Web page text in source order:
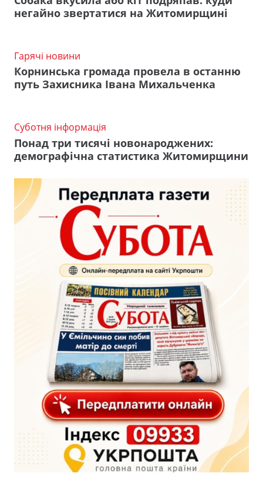
негайно звертатися на Житомирщині
Гарячі новини
Корнинська громада провела в останню
путь Захисника Івана Михальченка
Суботня інформація
Понад три тисячі новонароджених:
демографічна статистика Житомирщини